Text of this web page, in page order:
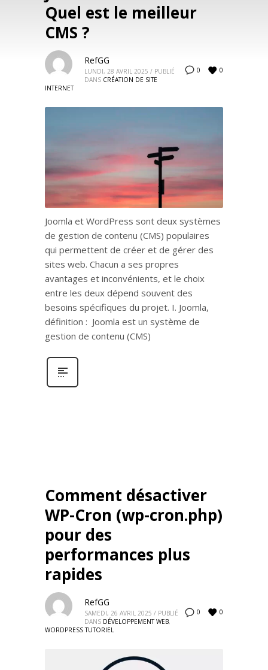
Quel est le meilleur
CMS ?
0 0
RefGG
LUNDI, 28 AVRIL 2025 / PUBLIÉ
DANS CRÉATION DE SITE
INTERNET
Joomla et WordPress sont deux systèmes
de gestion de contenu (CMS) populaires
qui permettent de créer et de gérer des
sites web. Chacun a ses propres
avantages et inconvénients, et le choix
entre les deux dépend souvent des
besoins spécifiques du projet. I. Joomla,
définition : Joomla est un système de
gestion de contenu (CMS)
Comment désactiver
WP-Cron (wp-cron.php)
pour des
performances plus
rapides
0 0
RefGG
SAMEDI, 26 AVRIL 2025 / PUBLIÉ
DANS DÉVELOPPEMENT WEB,
WORDPRESS TUTORIEL